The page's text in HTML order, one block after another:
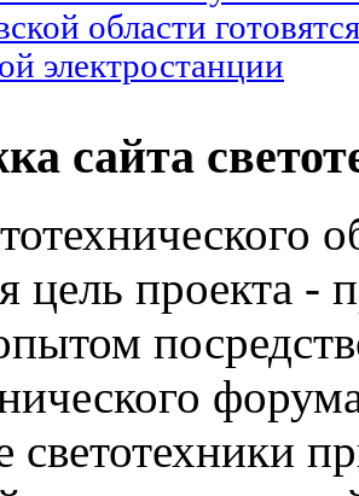
области
электростанции
сайта
цель проекта -
светотехники